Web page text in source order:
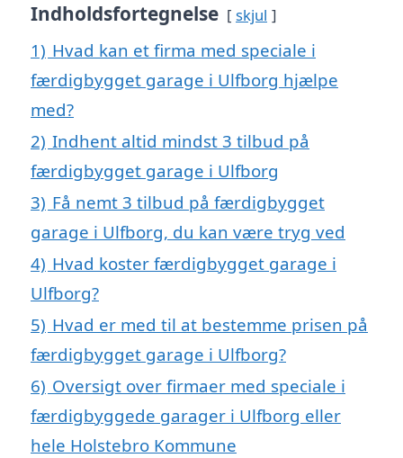
Indholdsfortegnelse skjul
1) Hvad kan et firma med speciale i
færdigbygget garage i Ulfborg hjælpe
med?
2) Indhent altid mindst 3 tilbud på
færdigbygget garage i Ulfborg
3) Få nemt 3 tilbud på færdigbygget
garage i Ulfborg, du kan være tryg ved
4) Hvad koster færdigbygget garage i
Ulfborg?
5) Hvad er med til at bestemme prisen på
færdigbygget garage i Ulfborg?
6) Oversigt over firmaer med speciale i
færdigbyggede garager i Ulfborg eller
hele Holstebro Kommune